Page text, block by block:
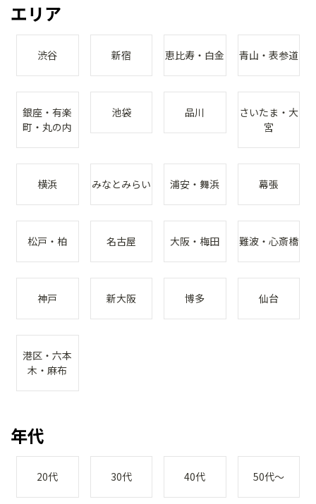
エリア
渋谷 新宿 恵比寿・白金 青山・表参道
銀座・有楽
町・丸の内
池袋 品川
さいたま・大
宮
横浜 みなとみらい 浦安・舞浜 幕張
松戸・柏 名古屋 大阪・梅田 難波・心斎橋
神戸 新大阪 博多 仙台
港区・六本
木・麻布
年代
20代 30代 40代 50代～